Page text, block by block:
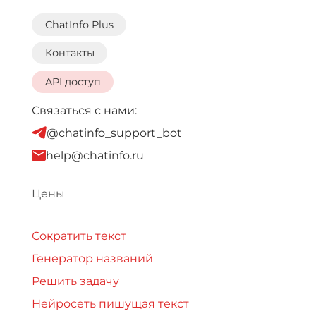
ChatInfo Plus
Контакты
API доступ
Связаться с нами:
@chatinfo_support_bot
help@chatinfo.ru
Цены
Сократить текст
Генератор названий
Решить задачу
Нейросеть пишущая текст